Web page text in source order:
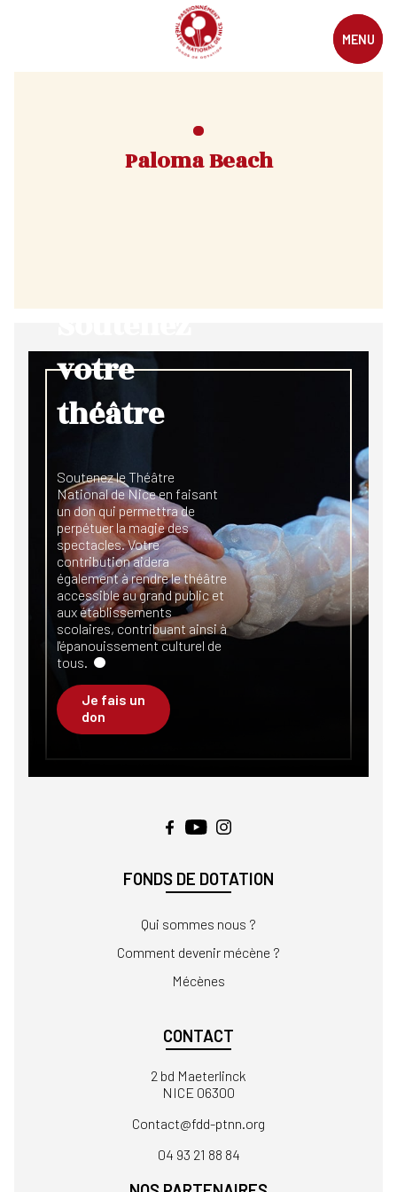
MENU
Paloma Beach
votre
théâtre
Soutenez le Théâtre
National de Nice en faisant
un don qui permettra de
perpétuer la magie des
spectacles. Votre
contribution aidera
également à rendre le théâtre
accessible au grand public et
aux établissements
scolaires, contribuant ainsi à
l'épanouissement culturel de
tous.
Je fais un
don
FONDS DE DOTATION
Qui sommes nous ?
Comment devenir mécène ?
Mécènes
CONTACT
2 bd Maeterlinck
NICE 06300
Contact
04 93 21 88 84